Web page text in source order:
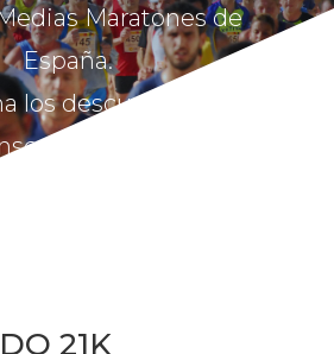
Maratones de
España.
los descuentos por
ya.
21K